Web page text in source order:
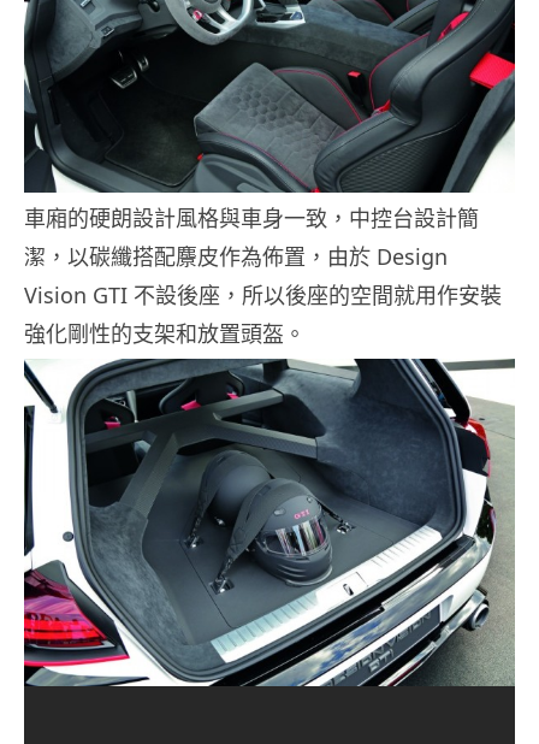
車廂的硬朗設計風格與車身一致，中控台設計簡
潔，以碳纖搭配麖皮作為佈置，由於 Design
Vision GTI 不設後座，所以後座的空間就用作安裝
強化剛性的支架和放置頭盔。